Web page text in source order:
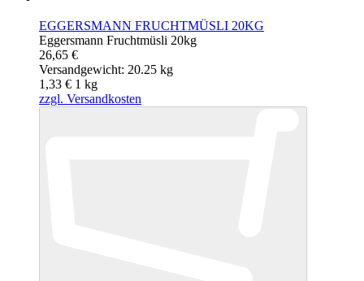
EGGERSMANN FRUCHTMÜSLI 20KG
Eggersmann Fruchtmüsli 20kg
26,65 €
Versandgewicht: 20.25 kg
1,33 € 1 kg
zzgl. Versandkosten